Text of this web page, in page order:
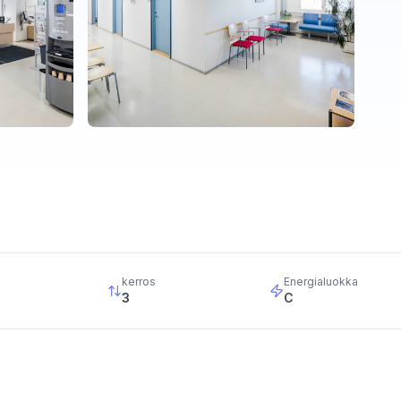
kerros
3
Energialuokka
C